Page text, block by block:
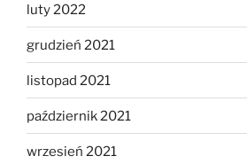
luty 2022
grudzień 2021
listopad 2021
październik 2021
wrzesień 2021